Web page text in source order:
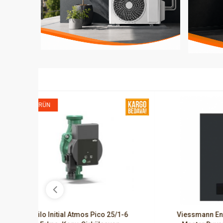
Viessmann Energydens 150 KW